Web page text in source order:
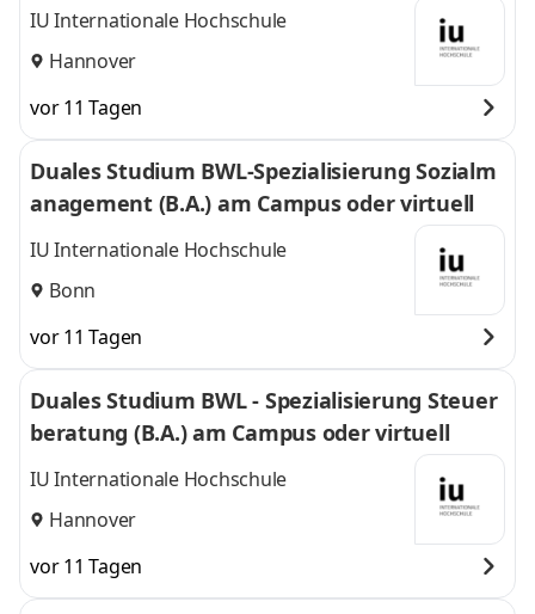
IU Internationale Hochschule
Hannover
vor 11 Tagen
Duales Studium BWL-Spezialisierung Sozialm
anagement (B.A.) am Campus oder virtuell
IU Internationale Hochschule
Bonn
vor 11 Tagen
Duales Studium BWL - Spezialisierung Steuer
beratung (B.A.) am Campus oder virtuell
IU Internationale Hochschule
Hannover
vor 11 Tagen